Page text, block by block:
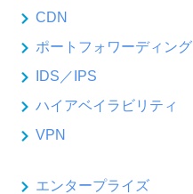
CDN
ポートフォワーディング
IDS／IPS
ハイアベイラビリティ
VPN
エンタープライズ